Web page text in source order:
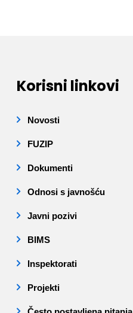
Korisni linkovi
Novosti
FUZIP
Dokumenti
Odnosi s javnošću
Javni pozivi
BIMS
Inspektorati
Projekti